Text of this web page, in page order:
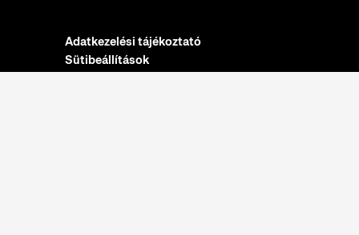
Adatkezelési tájékoztató
Sütibeállítások